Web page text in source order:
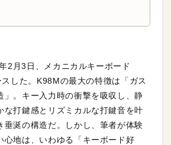
2月3日、メカニカルキーボード
スした。K98Mの最大の特徴は「ガス
」。キー入力時の衝撃を吸収し、静
な打鍵感とリズミカルな打鍵音を叶
垂涎の構造だ。しかし、筆者が体験
心地は、いわゆる「キーボード好